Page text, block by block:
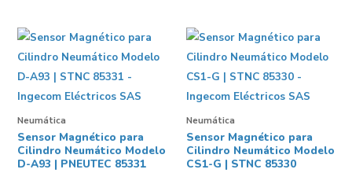
Neumática
Sensor Magnético para
Cilindro Neumático Modelo
D-A93 | PNEUTEC 85331
Neumática
Sensor Magnético para
Cilindro Neumático Modelo
CS1-G | STNC 85330